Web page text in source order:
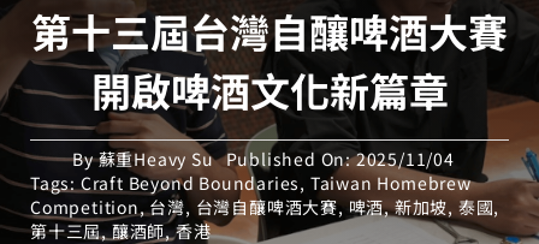
第十三屆台灣自釀啤酒大賽
開啟啤酒文化新篇章
By蘇重Heavy Su Published On: 2025/11/04
Tags:Craft Beyond Boundaries, Taiwan Homebrew
Competition,台灣, 台灣自釀啤酒大賽,啤酒,新加坡, 泰國,
第十三屆,釀酒師,香港